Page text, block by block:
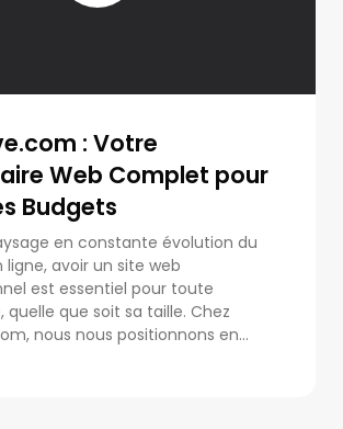
: Votre
Web Complet pour
Budgets
en constante évolution du
avoir un site web
est essentiel pour toute
quelle que soit sa taille. Chez
nous nous positionnons en...